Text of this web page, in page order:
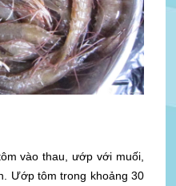
vào thau, ướp với muối,
Ướp tôm trong khoảng 30